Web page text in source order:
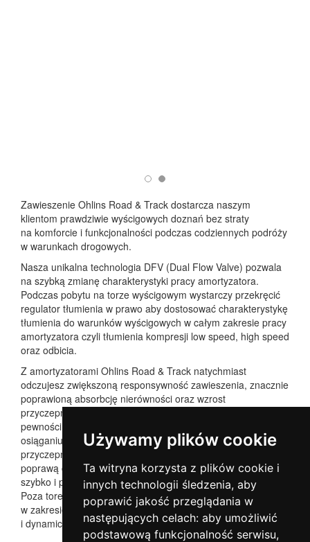
Używamy plików cookie
Ta witryna korzysta z plików cookie i
innych technologii śledzenia, aby
poprawić jakość przeglądania w
następujących celach: aby umożliwić
podstawową funkcjonalność serwisu,
Zawieszenie Ohlins Road & Track dostarcza naszym
klientom prawdziwie wyścigowych doznań bez straty
na komforcie i funkcjonalności podczas codziennych podróży
w warunkach drogowych.
Nasza unikalna technologia DFV (Dual Flow Valve) pozwala
na szybką zmianę charakterystyki pracy amortyzatora.
Podczas pobytu na torze wyścigowym wystarczy przekręcić
regulator tłumienia w prawo aby dostosować charakterystykę
tłumienia do warunków wyścigowych w całym zakresie pracy
amortyzatora czyli tłumienia kompresji low speed, high speed
oraz odbicia.
Z amortyzatorami Ohlins Road & Track natychmiast
odczujesz zwiększoną responsywność zawieszenia, znacznie
poprawioną absorbcję nierówności oraz wzrost
przyczepności. Lepsze wyczucie pracy nadwozia doda
pewności za kierownicą i poprawi Twoje bezpieczeństwo przy
osiąganiu granic możliwości samochodu. Kontrola na granicy
przyczepności będzie bardziej intuicyjna co zaowocuje
poprawą czasów okrążeń na torze. Technologia DFV reaguje
szybko i pomaga utrzymywać linię jazdy na nierównościach.
Poza torem wyścigowym, ustaw regulator tłumienia
w zakresie drogowym i ciesz się bezpośrednim
i dynamicznym prowadzeniem bez utraty komfortu.